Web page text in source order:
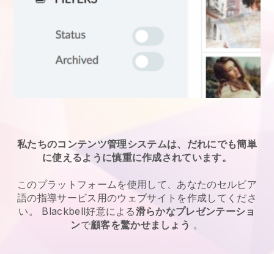
私たちのコンテンツ管理システムは、だれにでも簡単
に使えるように慎重に作成されています。
このプラットフォームを使用して、あなたのセルビア
語の指導サービス 用のウェブサイトを作成してくださ
い。 Blackbell好意による滑らかなプレゼンテーショ
ンで顧客を驚かせましょう 。